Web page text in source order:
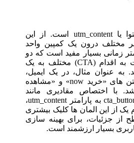
آخرین پارامتر اصلی، محتوا یا utm_content است. از این
مختلف درون یک کمپین واحد
زمانی بسیار مفید است که دو
یا چند لینک یا دکمه دعوت به اقدام (CTA) مختلف به یک
عنوان مثال، در یک ایمیل،
ممکن است دو دکمه با متن های «خرید now» و «مشاهده
با اختصاص مقادیری مانند
cta_button_buy و cta_button_details به پارامتر utm_content،
یک از این المان ها کلیک بیشتری
از جزئیات، برای بهینه سازی
بسیار ارزشمند است.